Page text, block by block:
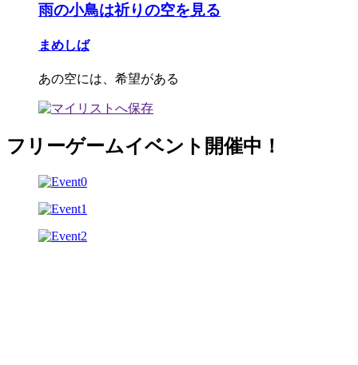
雨の小鳥は祈りの空を見る
まめしば
あの空には、希望がある
フリーゲームイベント開催中！